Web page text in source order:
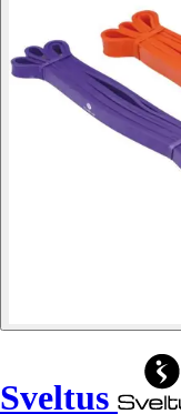
Sveltus